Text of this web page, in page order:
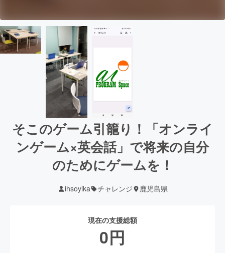
そこのゲーム引籠り！「オンライ
ンゲーム×英会話」で将来の自分
のためにゲームを！
ihsoyika チャレンジ 鹿児島県
現在の支援総額
0円